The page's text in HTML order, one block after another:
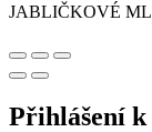
JABLIČKOVÉ
Přihlášení